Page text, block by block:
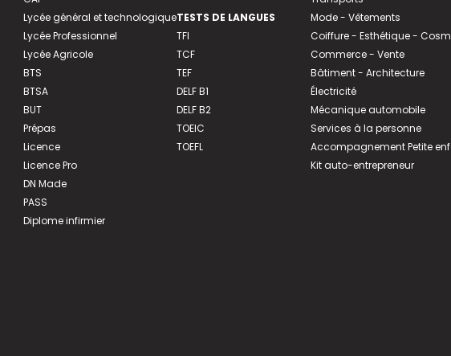
Lycée général et technologique
Lycée Professionnel
Lycée Agricole
BTS
BTSA
BUT
Prépas
Licence
Licence Pro
DN Made
PASS
Diplome infirmier
TESTS DE LANGUES
TFI
TCF
TEF
DELF B1
DELF B2
TOEIC
TOEFL
Mode - Vêtements
Coiffure - Esthétique -
Commerce - Vente
Bâtiment - Architecture
Électricité
Mécanique automobile
Services à la personne
Accompagnement Petite
Kit auto-entrepreneur